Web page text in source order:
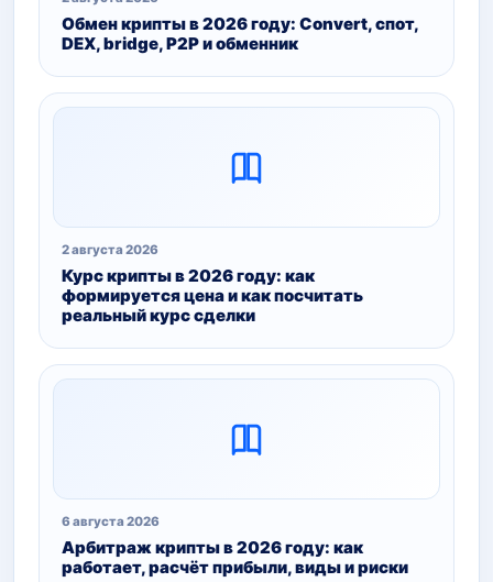
Обмен крипты в 2026 году: Convert, спот,
DEX, bridge, P2P и обменник
2 августа 2026
Курс крипты в 2026 году: как
формируется цена и как посчитать
реальный курс сделки
6 августа 2026
Арбитраж крипты в 2026 году: как
работает, расчёт прибыли, виды и риски